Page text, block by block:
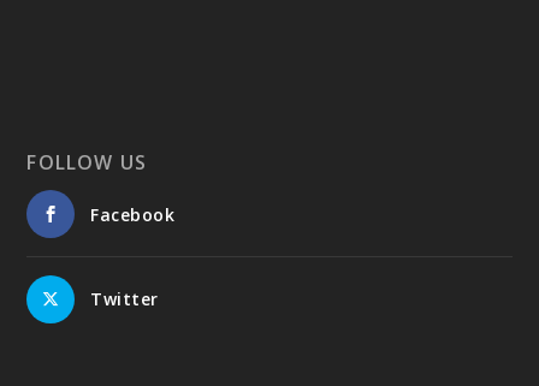
FOLLOW US
Facebook
Twitter